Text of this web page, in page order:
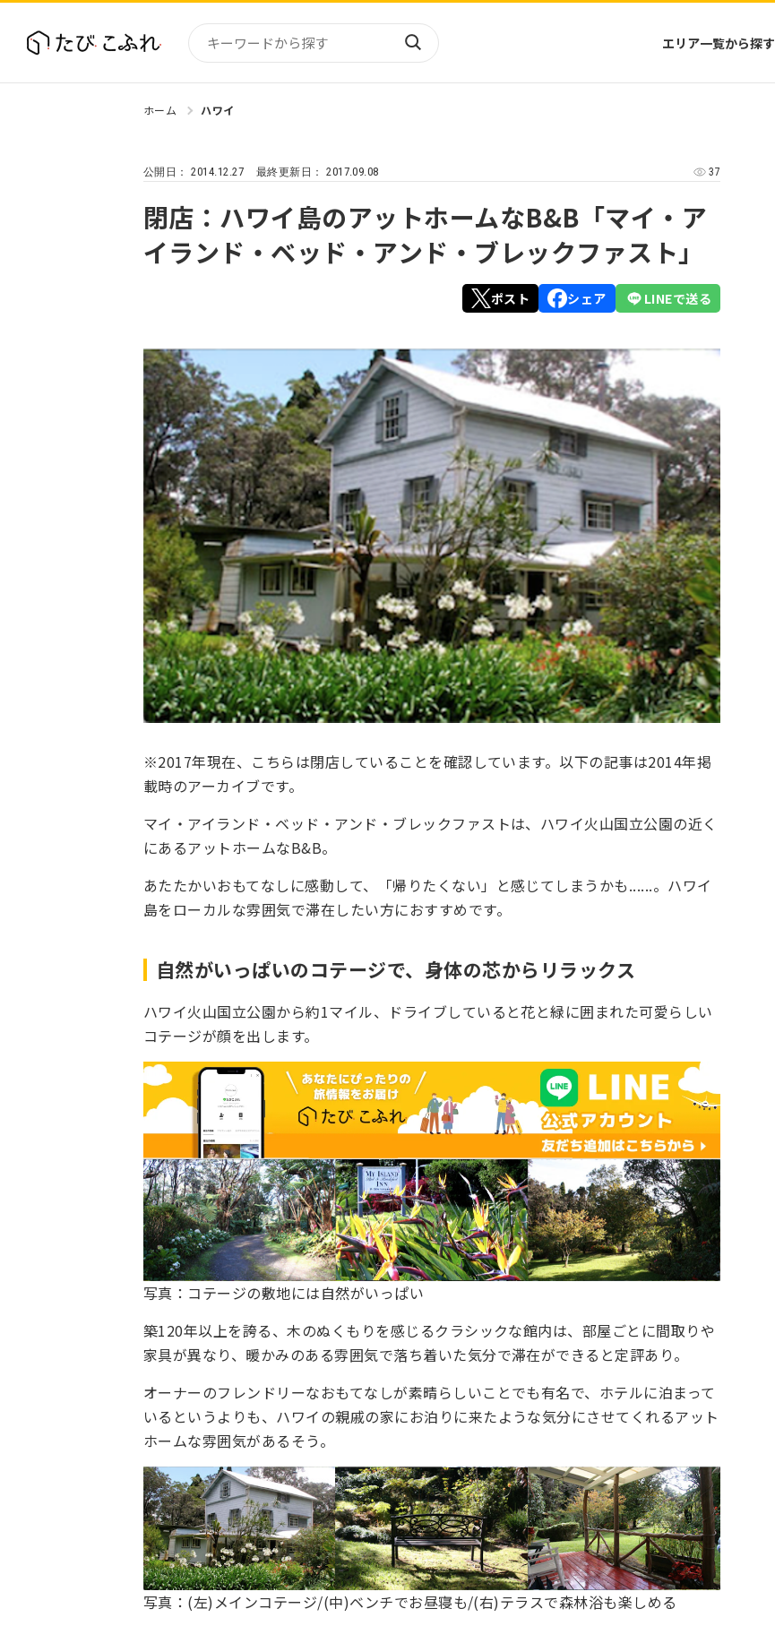
エリア一覧から探す
東北
関東
中部・北陸
近畿
四国
沖縄
アジア
北米
中南米
中近東
ハワイ
ミクロネシア
オセアニア
南太平洋
ホーム ハワイ
公開日：2014.12.27 最終更新日：2017.09.08 37
閉店：ハワイ島のアットホームなB&B「マイ・ア
イランド・ベッド・アンド・ブレックファスト」
ポスト シェア LINEで送る
※2017年現在、こちらは閉店していることを確認しています。以下の記事は2014年掲
載時のアーカイブです。
マイ・アイランド・ベッド・アンド・ブレックファストは、ハワイ火山国立公園の近く
にあるアットホームなB&B。
あたたかいおもてなしに感動して、「帰りたくない」と感じてしまうかも......。ハワイ
島をローカルな雰囲気で滞在したい方におすすめです。
自然がいっぱいのコテージで、身体の芯からリラックス
ハワイ火山国立公園から約1マイル、ドライブしていると花と緑に囲まれた可愛らしい
コテージが顔を出します。
写真：コテージの敷地には自然がいっぱい
築120年以上を誇る、木のぬくもりを感じるクラシックな館内は、部屋ごとに間取りや
家具が異なり、暖かみのある雰囲気で落ち着いた気分で滞在ができると定評あり。
オーナーのフレンドリーなおもてなしが素晴らしいことでも有名で、ホテルに泊まって
いるというよりも、ハワイの親戚の家にお泊りに来たような気分にさせてくれるアット
ホームな雰囲気があるそう。
写真：(左)メインコテージ/(中)ベンチでお昼寝も/(右)テラスで森林浴も楽しめる